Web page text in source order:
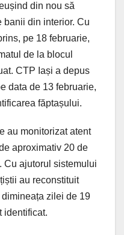
din nou să
banii din interior. Cu
pe 18 februarie,
de la blocul
CTP Iași a depus
data de 13 februarie,
făptașului.
au monitorizat atent
aproximativ 20 de
Cu ajutorul sistemului
au reconstituit
zilei de 19
identificat.